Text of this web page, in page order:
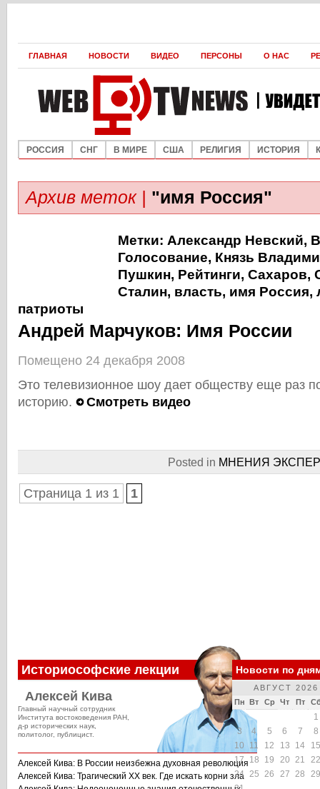
ГЛАВНАЯ НОВОСТИ ВИДЕО ПЕРСОНЫ О НАС
РОССИЯ СНГ В МИРЕ США РЕЛИГИЯ ИСТОРИЯ
Архив меток | "имя Россия"
Метки: Александр Невский,
Голосование, Князь
Пушкин, Рейтинги, Сахаров,
Сталин, власть, имя Россия,
патриоты
Андрей Марчуков: Имя России
Помещено 24 декабря 2008
Это телевизионное шоу дает обществу еще раз
историю.
Смотреть видео
Posted in МНЕНИЯ
Страница 1 из 1 1
Историософские лекции
Алексей Кива
Главный научный сотрудник
Института востоковедения РАН,
д-р исторических наук,
политолог, публицист.
Алексей Кива: В России неизбежна духовная революция
Алексей Кива: Трагический XX век. Где искать корни зла
Новости по
АВГУСТ 2026
Пн Вт Ср Чт Пт
1
3
4 5 6 7
8
10
11 12 13 14
15
17 18 19 20 21
22
24 25 26 27 28
29